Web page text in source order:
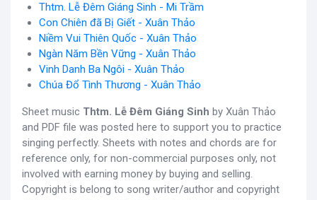
Thtm. Lễ Đêm Giáng Sinh - Mi Trầm
Con Chiên đã Bị Giết - Xuân Thảo
Niềm Vui Thiên Quốc - Xuân Thảo
Ngàn Năm Bền Vững - Xuân Thảo
Vinh Danh Ba Ngôi - Xuân Thảo
Chúa Đổ Tình Thương - Xuân Thảo
Sheet music Thtm. Lễ Đêm Giáng Sinh by Xuân Thảo
and PDF file was posted here to support you to practice
singing perfectly. Sheets with notes and chords are for
reference only, for non-commercial purposes only, not
involved with earning money by buying and selling.
Copyright is belong to song writer/author and copyright